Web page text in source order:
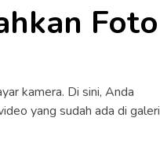
Foto
kamera. Di sini, Anda
yang sudah ada di galeri